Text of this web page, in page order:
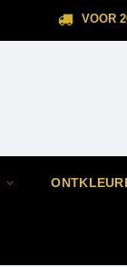
VOOR